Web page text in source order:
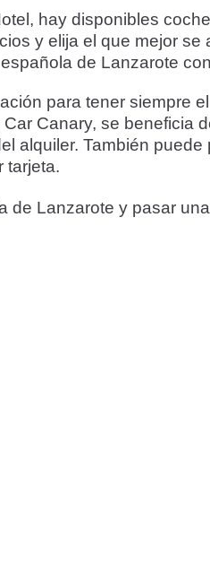
hay disponibles
y elija el que mejor
de Lanzarote
para tener siempre
Canary, se beneficia
alquiler. También puede
tarjeta.
de Lanzarote y pasar